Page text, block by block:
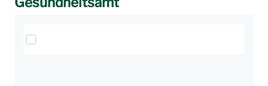
Elemente auswählen